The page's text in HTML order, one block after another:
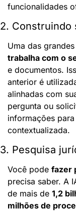
funcionalidades
2. Construindo
Uma das
trabalha com o
e documentos.
anterior é
alinhadas com
pergunta ou
informações
contextualizada.
3. Pesquisa
Você pode fazer
precisa saber. A
de mais de 1,2
milhões de